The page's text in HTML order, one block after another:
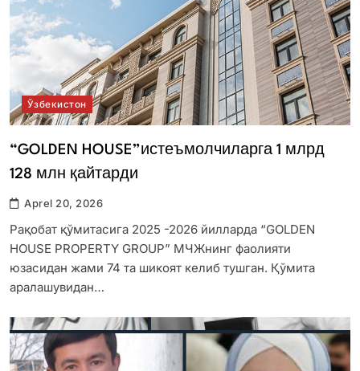
Ўзбекистон
“GOLDEN HOUSE”истеъмолчиларга 1 млрд
128 млн қайтарди
Aprel 20, 2026
Рақобат қўмитасига 2025 -2026 йилларда “GOLDEN
HOUSE PROPERTY GROUP” МЧЖнинг фаолияти
юзасидан жами 74 та шикоят келиб тушган. Қўмита
аралашувидан…